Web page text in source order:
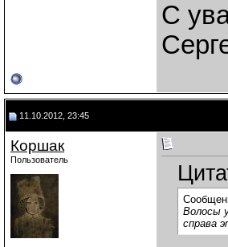
C
11.10.2012, 23:45
Коршак
Пользователь
Волосы
справа